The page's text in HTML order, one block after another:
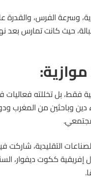
وسرعة الفرس، والقدرة
حيث كانت تمارس بعد
فقط، بل تخللته فعاليات
وباحثين من المغرب
ككوت ديفوار،